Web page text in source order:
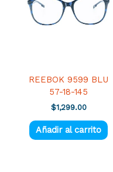
REEBOK 9599 BLU
57-18-145
$1,299.00
Añadir al carrito